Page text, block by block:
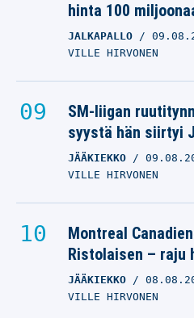
hinta 100
JALKAPALLO
VILLE HIRVONEN
SM-liigan
syystä hän siirtyi
JÄÄKIEKKO
VILLE HIRVONEN
Montreal
Ristolaisen – raju
JÄÄKIEKKO
VILLE HIRVONEN